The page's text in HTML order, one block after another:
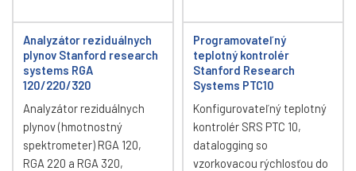
Analyzátor reziduálnych
plynov Stanford research
systems RGA
120/220/320
Analyzátor reziduálnych
plynov (hmotnostný
spektrometer) RGA 120,
RGA 220 a RGA 320,
Programovateľný
teplotný kontrolér
Stanford Research
Systems PTC10
Konfigurovateľný teplotný
kontrolér SRS PTC 10,
datalogging so
vzorkovacou rýchlosťou do